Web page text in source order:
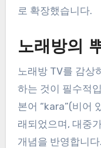
로 확장했습니다.
노래방의
노래방 TV를 감상
하는 것이 필수적
본어 “kara”(비어
래되었으며, 대중
개념을 반영합니